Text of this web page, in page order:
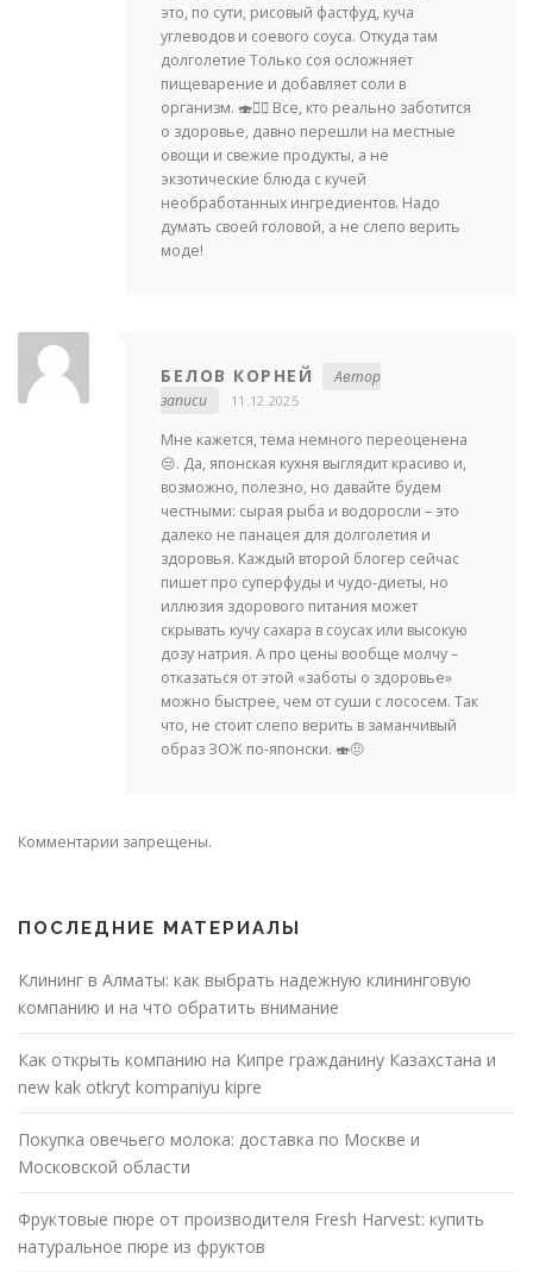
это, по сути, рисовый фастфуд, куча
углеводов и соевого соуса. Откуда там
долголетие Только соя осложняет
пищеварение и добавляет соли в
организм. 🍣🤷‍♂️ Все, кто реально заботится
о здоровье, давно перешли на местные
овощи и свежие продукты, а не
экзотические блюда с кучей
необработанных ингредиентов. Надо
думать своей головой, а не слепо верить
моде!
БЕЛОВ КОРНЕЙ
Автор
записи
11.12.2025
Мне кажется, тема немного переоценена
😒. Да, японская кухня выглядит красиво и,
возможно, полезно, но давайте будем
честными: сырая рыба и водоросли – это
далеко не панацея для долголетия и
здоровья. Каждый второй блогер сейчас
пишет про суперфуды и чудо-диеты, но
иллюзия здорового питания может
скрывать кучу сахара в соусах или высокую
дозу натрия. А про цены вообще молчу –
отказаться от этой «заботы о здоровье»
можно быстрее, чем от суши с лососем. Так
что, не стоит слепо верить в заманчивый
образ ЗОЖ по-японски. 🍣🤨
Комментарии запрещены.
ПОСЛЕДНИЕ МАТЕРИАЛЫ
Клининг в Алматы: как выбрать надежную клининговую
компанию и на что обратить внимание
Как открыть компанию на Кипре гражданину Казахстана и
new kak otkryt kompaniyu kipre
Покупка овечьего молока: доставка по Москве и
Московской области
Фруктовые пюре от производителя Fresh Harvest: купить
натуральное пюре из фруктов